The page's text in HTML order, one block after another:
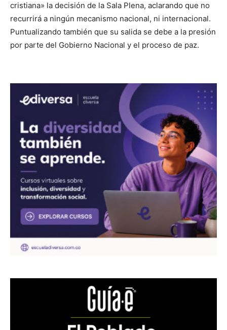
cristiana» la decisión de la Sala Plena, aclarando que no
recurrirá a ningún mecanismo nacional, ni internacional.
Puntualizando también que su salida se debe a la presión
por parte del Gobierno Nacional y el proceso de paz.